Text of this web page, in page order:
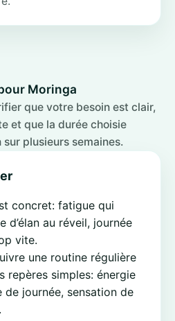
Moringa
que votre besoin est clair,
et que la durée choisie
plusieurs semaines.
concret: fatigue qui
d’élan au réveil, journée
vite.
une routine régulière
repères simples: énergie
de journée, sensation de